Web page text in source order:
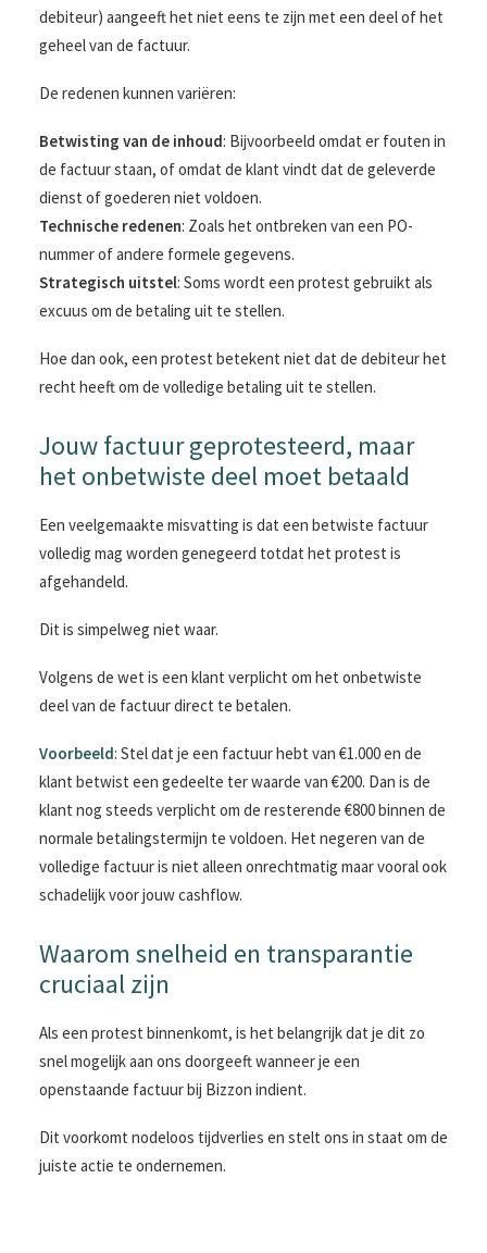
debiteur) aangeeft het niet eens te zijn met een deel of het
geheel van de factuur.
De redenen kunnen variëren:
Betwisting van de inhoud: Bijvoorbeeld omdat er fouten in
de factuur staan, of omdat de klant vindt dat de geleverde
dienst of goederen niet voldoen.
Technische redenen: Zoals het ontbreken van een PO-
nummer of andere formele gegevens.
Strategisch uitstel: Soms wordt een protest gebruikt als
excuus om de betaling uit te stellen.
Hoe dan ook, een protest betekent niet dat de debiteur het
recht heeft om de volledige betaling uit te stellen.
Jouw factuur geprotesteerd, maar
het onbetwiste deel moet betaald
Een veelgemaakte misvatting is dat een betwiste factuur
volledig mag worden genegeerd totdat het protest is
afgehandeld.
Dit is simpelweg niet waar.
Volgens de wet is een klant verplicht om het onbetwiste
deel van de factuur direct te betalen.
Voorbeeld: Stel dat je een factuur hebt van €1.000 en de
klant betwist een gedeelte ter waarde van €200. Dan is de
klant nog steeds verplicht om de resterende €800 binnen de
normale betalingstermijn te voldoen. Het negeren van de
volledige factuur is niet alleen onrechtmatig maar vooral ook
schadelijk voor jouw cashflow.
Waarom snelheid en transparantie
cruciaal zijn
Als een protest binnenkomt, is het belangrijk dat je dit zo
snel mogelijk aan ons doorgeeft wanneer je een
openstaande factuur bij Bizzon indient.
Dit voorkomt nodeloos tijdverlies en stelt ons in staat om de
juiste actie te ondernemen.